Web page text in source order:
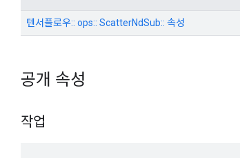
텐서플로우:: ops:: ScatterNdSub:: 속성
공개 속성
작업